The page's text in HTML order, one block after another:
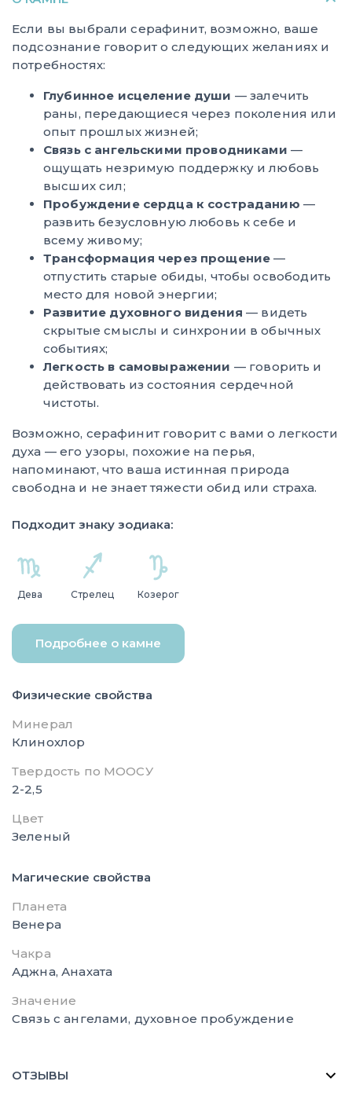
Если вы выбрали серафинит, возможно, ваше
подсознание говорит о следующих желаниях и
потребностях:
Глубинное исцеление души — залечить
раны, передающиеся через поколения или
опыт прошлых жизней;
Связь с ангельскими проводниками —
ощущать незримую поддержку и любовь
высших сил;
Пробуждение сердца к состраданию —
развить безусловную любовь к себе и
всему живому;
Трансформация через прощение —
отпустить старые обиды, чтобы освободить
место для новой энергии;
Развитие духовного видения — видеть
скрытые смыслы и синхронии в обычных
событиях;
Легкость в самовыражении — говорить и
действовать из состояния сердечной
чистоты.
Возможно, серафинит говорит с вами о легкости
духа — его узоры, похожие на перья,
напоминают, что ваша истинная природа
свободна и не знает тяжести обид или страха.
Подходит знаку зодиака:
Дева Стрелец Козерог
Подробнее о камне
Физические свойства
Минерал
Клинохлор
Твердость по МООСУ
2-2,5
Цвет
Зеленый
Магические свойства
Планета
Венера
Чакра
Аджна, Анахата
Значение
Связь с ангелами, духовное пробуждение
ОТЗЫВЫ